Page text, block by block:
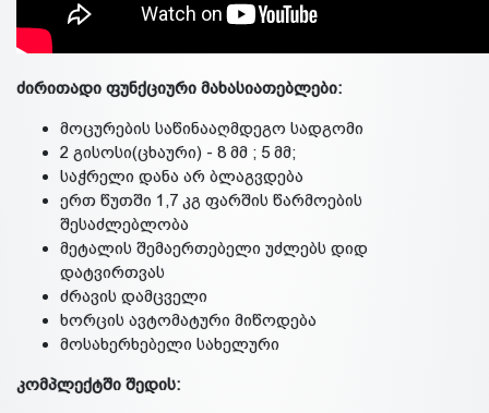
ძირითადი ფუნქციური მახასიათებლები:
მოცურების საწინააღმდეგო სადგომი
2 გისოსი(ცხაური) - 8 მმ ; 5 მმ;
საჭრელი დანა არ ბლაგვდება
ერთ წუთში 1,7 კგ ფარშის წარმოების
შესაძლებლობა
მეტალის შემაერთებელი უძლებს დიდ
დატვირთვას
ძრავის დამცველი
ხორცის ავტომატური მიწოდება
მოსახერხებელი სახელური
კომპლექტში შედის: